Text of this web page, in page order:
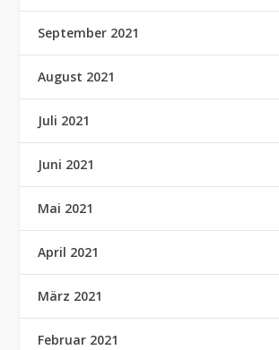
September 2021
August 2021
Juli 2021
Juni 2021
Mai 2021
April 2021
März 2021
Februar 2021